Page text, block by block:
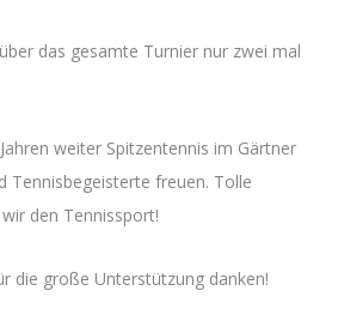
das gesamte Turnier nur zwei mal
weiter Spitzentennis im Gärtner
Tennisbegeisterte freuen. Tolle
den Tennissport!
die große Unterstützung danken!